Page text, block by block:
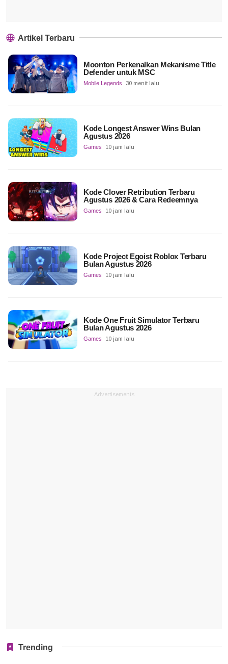
Artikel Terbaru
Moonton Perkenalkan Mekanisme Title
Defender untuk MSC
Mobile Legends 30 menit lalu
Kode Longest Answer Wins Bulan
Agustus 2026
Games 10 jam lalu
Kode Clover Retribution Terbaru
Agustus 2026 & Cara Redeemnya
Games 10 jam lalu
Kode Project Egoist Roblox Terbaru
Bulan Agustus 2026
Games 10 jam lalu
Kode One Fruit Simulator Terbaru
Bulan Agustus 2026
Games 10 jam lalu
Advertisements
Trending